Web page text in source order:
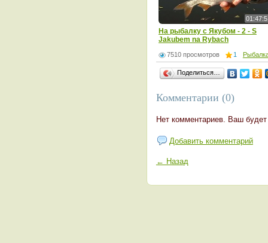
На рыбалку с Якубом - 2 - S
Jakubem na Rybach
7510 просмотров 1
Поделиться…
Комментарии (0)
Нет комментариев. Ваш
Добавить комментарий
← Назад